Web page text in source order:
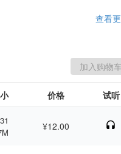
查看
价格 试听
¥12.00